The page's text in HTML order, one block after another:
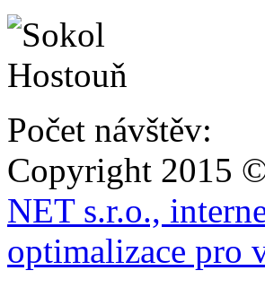
Počet návštěv:
Copyright 2015
NET s.r.o.,
optimalizace pro